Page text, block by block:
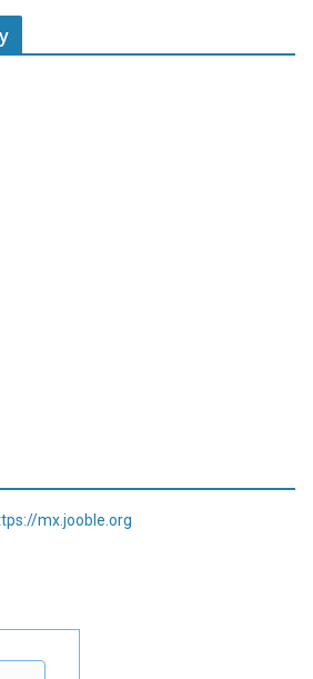
mx.jooble.org